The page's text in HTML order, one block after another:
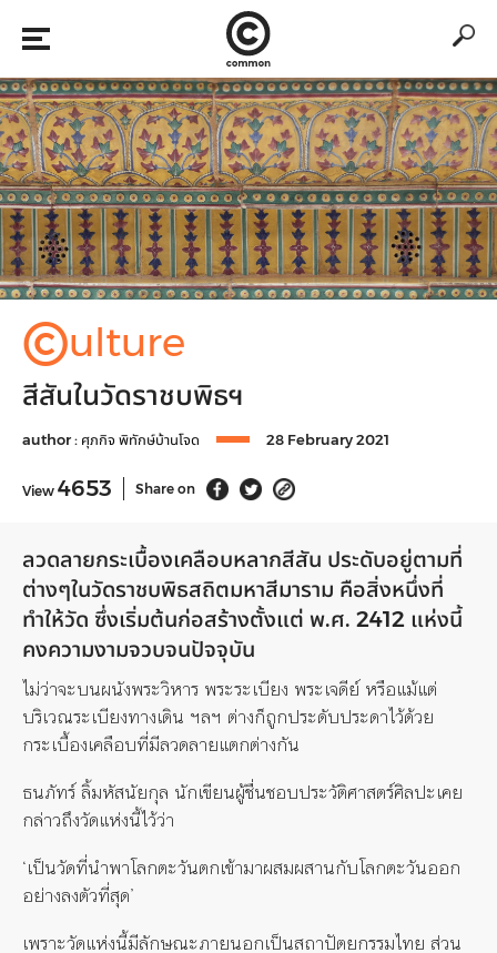
©ulture
สีสันในวัดราชบพิธฯ
author : ศุภกิจ พิทักษ์บ้านโจด 28 February 2021
View 4653 Share on
ลวดลายกระเบื้องเคลือบหลากสีสัน ประดับอยู่ตามที่
ต่างๆในวัดราชบพิธสถิตมหาสีมาราม คือสิ่งหนึ่งที่
ทำให้วัด ซึ่งเริ่มต้นก่อสร้างตั้งแต่ พ.ศ. 2412 แห่งนี้
คงความงามจวบจนปัจจุบัน
ไม่ว่าจะบนผนังพระวิหาร พระระเบียง พระเจดีย์ หรือแม้แต่
บริเวณระเบียงทางเดิน ฯลฯ ต่างก็ถูกประดับประดาไว้ด้วย
กระเบื้องเคลือบที่มีลวดลายแตกต่างกัน
ธนภัทร์ ลิ้มหัสนัยกุล นักเขียนผู้ชื่นชอบประวัติศาสตร์ศิลปะเคย
กล่าวถึงวัดแห่งนี้ไว้ว่า
‘เป็นวัดที่นำพาโลกตะวันตกเข้ามาผสมผสานกับโลกตะวันออก
อย่างลงตัวที่สุด’
เพราะวัดแห่งนี้มีลักษณะภายนอกเป็นสถาปัตยกรรมไทย ส่วน